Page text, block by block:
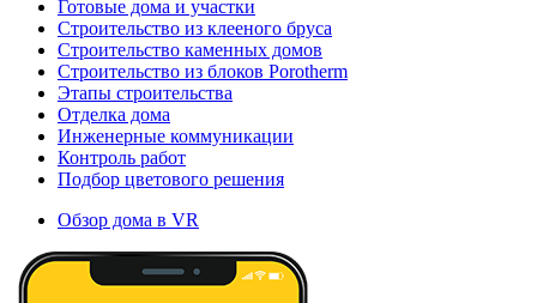
Готовые дома и участки
Строительство из клееного бруса
Строительство каменных домов
Строительство из блоков Porotherm
Этапы строительства
Отделка дома
Инженерные коммуникации
Контроль работ
Подбор цветового решения
Обзор дома в VR